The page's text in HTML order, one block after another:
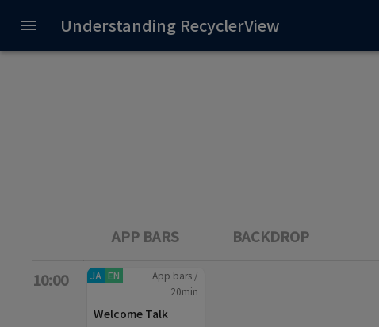
Understanding RecyclerView
APP BARS BACKDROP
10:00 JA EN App bars /
20min
Welcome Talk